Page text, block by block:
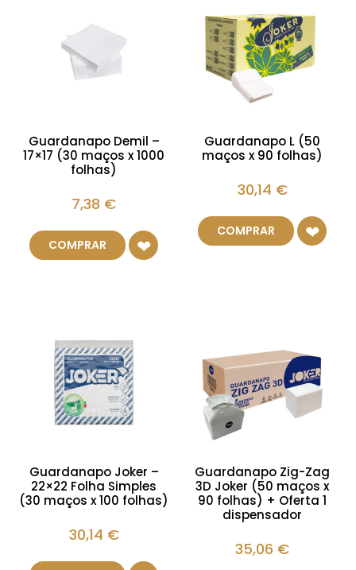
Guardanapo Demil –
17×17 (30 maços x 1000
folhas)
7,38 €
COMPRAR
Guardanapo L (50
maços x 90 folhas)
30,14 €
COMPRAR
Guardanapo Joker –
22×22 Folha Simples
(30 maços x 100 folhas)
30,14 €
Guardanapo Zig-Zag
3D Joker (50 maços x
90 folhas) + Oferta 1
dispensador
35,06 €